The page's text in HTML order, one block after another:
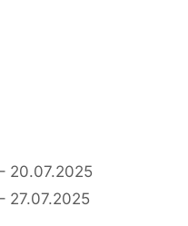
20.07.2025
27.07.2025